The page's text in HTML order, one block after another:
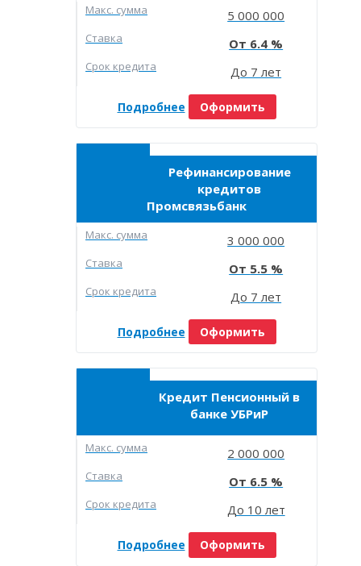
Макc. сумма 5 000 000
Ставка 6.4
Срок кредита До 7 лет
Подробнее Оформить
Рефинансирование
кредитов
Промсвязьбанк
Макc. сумма 3 000 000
Ставка 5.5
Срок кредита До 7 лет
Подробнее Оформить
Кредит Пенсионный в
банке УБРиР
Макc. сумма 2 000 000
Ставка 6.5
Срок кредита До 10 лет
Подробнее Оформить